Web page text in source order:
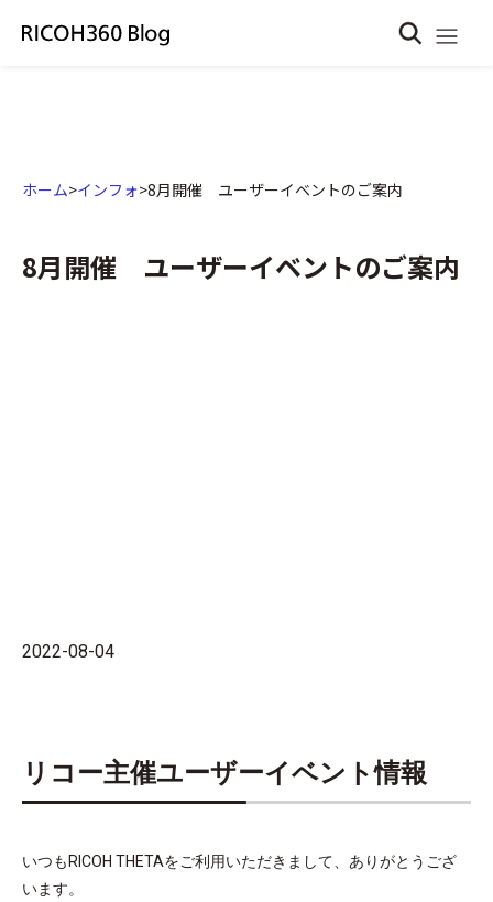
ホーム>インフォ>8月開催 ユーザーイベントのご案内
8月開催 ユーザーイベントのご案内
2022-08-04
リコー主催ユーザーイベント情報
いつもRICOH THETAをご利用いただきまして、ありがとうござ
います。